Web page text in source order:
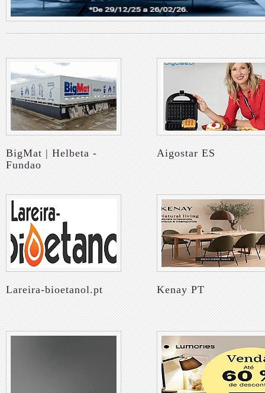
BigMat | Helbeta -
Fundao
Aigostar ES
Lareira-bioetanol.pt Kenay PT